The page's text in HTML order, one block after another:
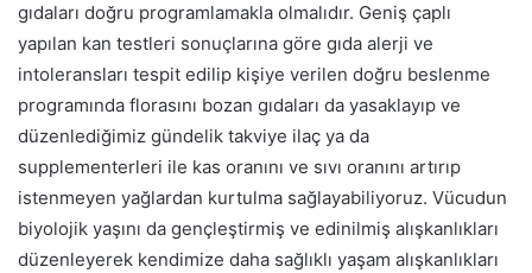
gıdaları doğru programlamakla olmalıdır. Geniş çaplı
yapılan kan testleri sonuçlarına göre gıda alerji ve
intoleransları tespit edilip kişiye verilen doğru beslenme
programında florasını bozan gıdaları da yasaklayıp ve
düzenlediğimiz gündelik takviye ilaç ya da
supplementerleri ile kas oranını ve sıvı oranını artırıp
istenmeyen yağlardan kurtulma sağlayabiliyoruz. Vücudun
biyolojik yaşını da gençleştirmiş ve edinilmiş alışkanlıkları
düzenleyerek kendimize daha sağlıklı yaşam alışkanlıkları